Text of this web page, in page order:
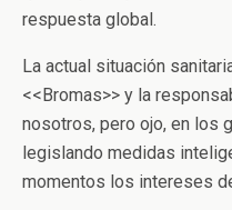
respuesta global.
La actual situación
<<Bromas>> y la
nosotros, pero ojo, en los
legislando medidas
momentos los intereses